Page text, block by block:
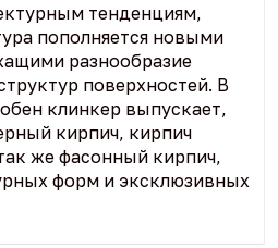
тенденциям,
пополняется новыми
разнообразие
поверхностей. В
клинкер выпускает,
кирпич, кирпич
же фасонный кирпич,
форм и эксклюзивных